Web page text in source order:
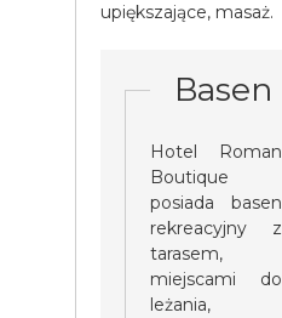
upiększające, masaż.
Basen
Hotel Roman
Boutique
posiada basen
rekreacyjny z
tarasem,
miejscami do
leżania,